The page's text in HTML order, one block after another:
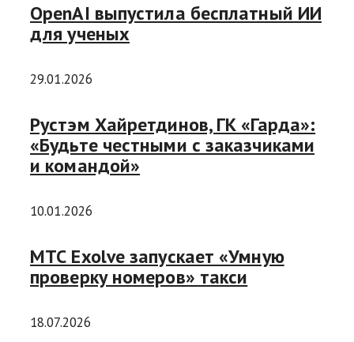
OpenAI выпустила бесплатный ИИ
для ученых
29.01.2026
Рустэм Хайретдинов, ГК «Гарда»:
«Будьте честными с заказчиками
и командой»
10.01.2026
МТС Exolve запускает «Умную
проверку номеров» такси
18.07.2026